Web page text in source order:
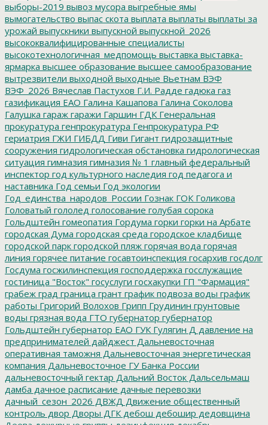
выборы-2019 вывоз мусора выгребные ямы
вымогательство выпас скота выплата выплаты выплаты за
урожай выпускники выпускной выпускной_2026
высококвалифицированные специалисты
высокотехнологичная_медпомощь выставка выставка-
ярмарка высшее образование высшее самообразование
вытрезвители выходной выходные Вьетнам ВЭФ
ВЭФ_2026 Вячеслав Пастухов Г.И. Радде гадюка газ
газификация ЕАО Галина Кашапова Галина Соколова
Галушка гараж гаражи Гаршин ГДК Генеральная
прокуратура генпрокуратура Генпрокуратура РФ
гериатрия ГЖИ ГИБДД Гиви Гигант гидрозащитные
сооружения гидрологическая обстановка гидрологическая
ситуация гимназия гимназия № 1 главный федеральный
инспектор год культурного наследия год педагога и
наставника Год семьи Год экологии
Год_единства_народов_России Гознак ГОК Голикова
Головатый гололед голосование голубая сорока
Гольдштейн гомеопатия Гордума горки горки на Арбате
городская Дума городская среда городское кладбище
городской парк городской пляж горячая вода горячая
линия горячее питание госавтоинспекция госархив госдолг
Госдума госжилинспекция господдержка госслужащие
гостиница "Восток" госуслуги госхакупки ГП "Фармация"
грабеж град граница грант график подвоза воды график
работы Григорий Волохов Грипп Грудинин грунтовые
воды грязная вода ГТО губернатор губернатор
Гольдштейн губернатор ЕАО ГУК Гулягин Д давление на
предпринимателей дайджест Дальневосточная
оперативная таможня Дальневосточная энергетическая
компания Дальневосточное ГУ Банка России
дальневосточный гектар Дальний Восток Дальсельмаш
дамба дачное расписание дачные перевозки
дачный_сезон_2026 ДВЖД Движение общественный
контроль двор Дворы ДГК дебош дебошир дедовщина